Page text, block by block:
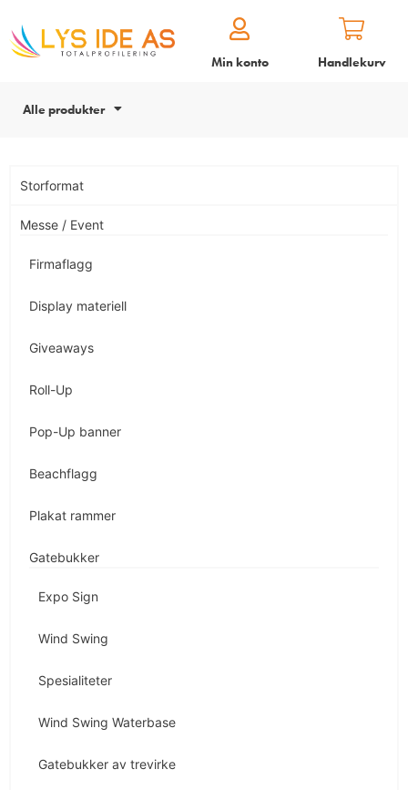
Min konto Handlekurv
Alle produkter
Storformat
Messe / Event
Firmaflagg
Display materiell
Giveaways
Roll-Up
Pop-Up banner
Beachflagg
Plakat rammer
Gatebukker
Expo Sign
Wind Swing
Spesialiteter
Wind Swing Waterbase
Gatebukker av trevirke